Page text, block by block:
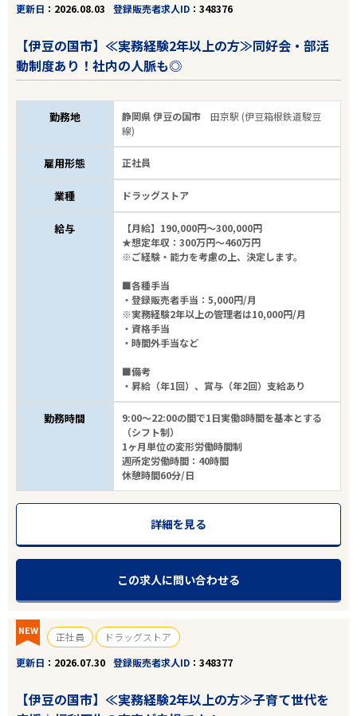
更新日
2026.08.03 登録販売者求人ID 348376
【伊豆の国市】≪実務経験2年以上の方≫同好会・部活
動制度あり！社内の人脈も◎
勤務地 静岡県 伊豆の国市田京駅 (伊豆箱根鉄道駿豆
線)
雇用形態 正社員
業種 ドラッグストア
給与
【月給】190,000円～300,000円
★想定年収：300万円～460万円
※ご経験・能力を考慮の上、決定します。
■各種手当
・登録販売者手当：5,000円/月
※実務経験2年以上の管理者は10,000円/月
・資格手当
・時間外手当など
■備考
・昇給（年1回）、賞与（年2回）支給あり
勤務時間
9:00～22:00の間で1日実働8時間を基本とする
（シフト制）
1ヶ月単位の変形労働時間制
週所定労働時間：40時間
休憩時間60分/日
詳細を見る
この求人に問い合わせる
NEW 正社員
ドラッグストア
更新日
2026.07.30 登録販売者求人ID 348377
【伊豆の国市】≪実務経験2年以上の方≫子育て世代を